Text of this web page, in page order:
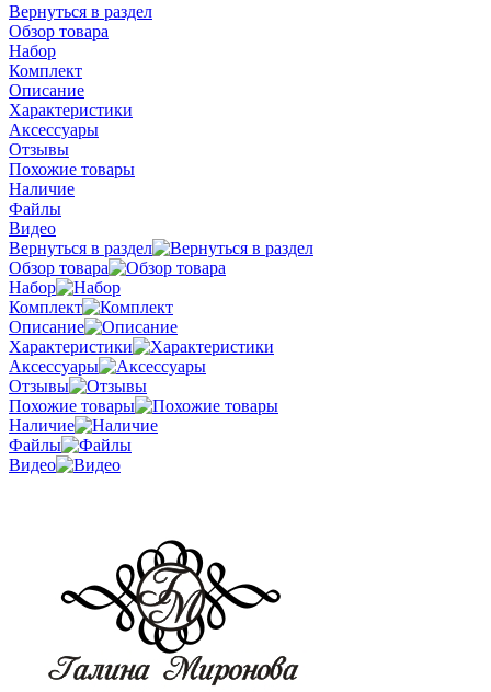
Вернуться в раздел
Обзор товара
Набор
Комплект
Описание
Характеристики
Аксессуары
Отзывы
Похожие товары
Наличие
Файлы
Видео
Вернуться в раздел
Обзор товара
Набор
Комплект
Описание
Характеристики
Аксессуары
Отзывы
Похожие товары
Наличие
Файлы
Видео